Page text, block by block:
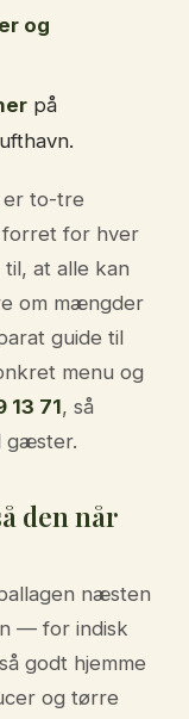
og
på
er to-tre
forret for hver
at alle kan
om mængder
guide til
menu og
13 71, så
gæster.
den når
næsten
— for indisk
godt hjemme
og tørre